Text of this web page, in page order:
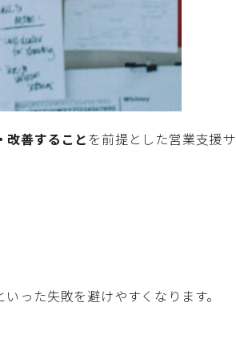
改善すること を前提とした営業支援サ
った失敗を避けやすくなります。